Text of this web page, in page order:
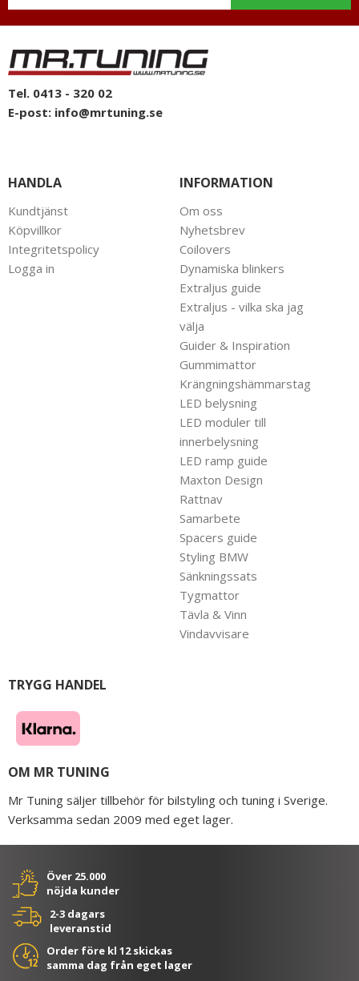
Tel. 0413 - 320 02
E-post: info@mrtuning.se
HANDLA
Kundtjänst
Köpvillkor
Integritetspolicy
Logga in
INFORMATION
Om oss
Nyhetsbrev
Coilovers
Dynamiska blinkers
Extraljus guide
Extraljus - vilka ska jag
välja
Guider & Inspiration
Gummimattor
Krängningshämmarstag
LED belysning
LED moduler till
innerbelysning
LED ramp guide
Maxton Design
Rattnav
Samarbete
Spacers guide
Styling BMW
Sänkningssats
Tygmattor
Tävla & Vinn
Vindavvisare
TRYGG HANDEL
OM MR TUNING
Mr Tuning säljer tillbehör för bilstyling och tuning i Sverige.
Verksamma sedan 2009 med eget lager.
Över 25.000
nöjda kunder
2-3 dagars
leveranstid
Order före kl 12 skickas
samma dag från eget lager